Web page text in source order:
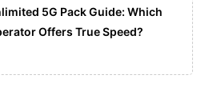
5G Pack Guide: Which
Offers True Speed?